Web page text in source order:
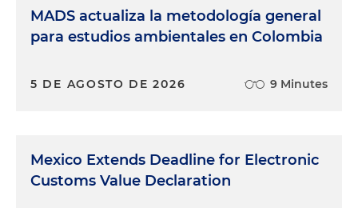
MADS actualiza la metodología general
para estudios ambientales en Colombia
5 DE AGOSTO DE 2026 9 Minutes
Mexico Extends Deadline for Electronic
Customs Value Declaration